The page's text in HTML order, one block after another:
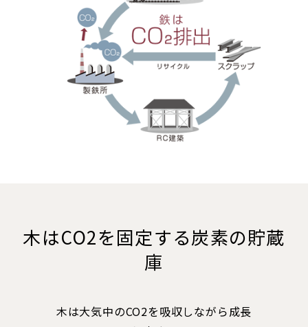
木はCO2を固定する炭素の貯蔵
庫
木は大気中のCO2を吸収しながら成長